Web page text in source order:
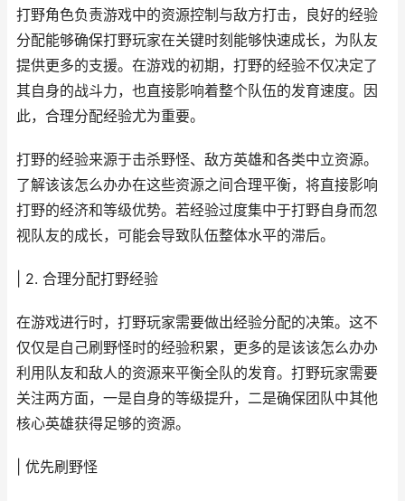
打野角色负责游戏中的资源控制与敌方打击，良好的经验
分配能够确保打野玩家在关键时刻能够快速成长，为队友
提供更多的支援。在游戏的初期，打野的经验不仅决定了
其自身的战斗力，也直接影响着整个队伍的发育速度。因
此，合理分配经验尤为重要。
打野的经验来源于击杀野怪、敌方英雄和各类中立资源。
了解该该怎么办办在这些资源之间合理平衡，将直接影响
打野的经济和等级优势。若经验过度集中于打野自身而忽
视队友的成长，可能会导致队伍整体水平的滞后。
| 2. 合理分配打野经验
在游戏进行时，打野玩家需要做出经验分配的决策。这不
仅仅是自己刷野怪时的经验积累，更多的是该该怎么办办
利用队友和敌人的资源来平衡全队的发育。打野玩家需要
关注两方面，一是自身的等级提升，二是确保团队中其他
核心英雄获得足够的资源。
| 优先刷野怪